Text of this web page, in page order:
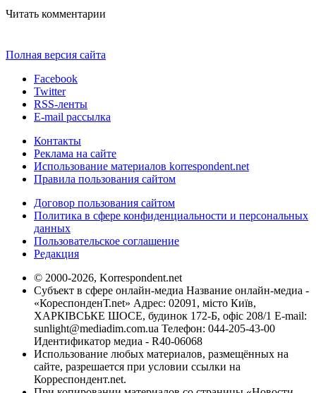
Читать комментарии
Полная версия сайта
Facebook
Twitter
RSS-ленты
E-mail рассылка
Контакты
Реклама на сайте
Использование материалов korrespondent.net
Правила пользования сайтом
Договор пользования сайтом
Политика в сфере конфиденциальности и персональных
данных
Пользовательское соглашение
Редакция
© 2000-2026, Korrespondent.net
Субъект в сфере онлайн-медиа Название онлайн-медиа -
«КореспонденТ.net» Адрес: 02091, місто Київ,
ХАРКІВСЬКЕ ШОСЕ, будинок 172-Б, офіс 208/1 E-mail:
sunlight@mediadim.com.ua Телефон: 044-205-43-00
Идентификатор медиа - R40-06068
Использование любых материалов, размещённых на
сайте, разрешается при условии ссылки на
Корреспондент.net.